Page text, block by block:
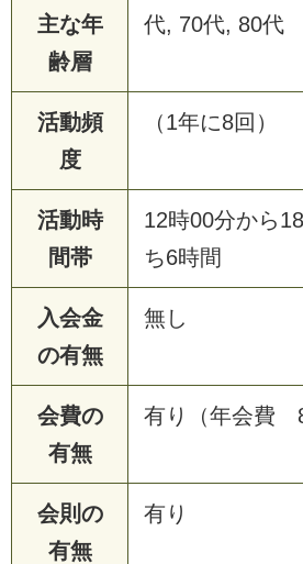
主な年
齢層
代, 70代, 80代
活動頻
度
（1年に8回）
活動時
間帯
12時00分から
ち6時間
入会金
の有無
無し
会費の
有無
有り（年会費
会則の
有無
有り